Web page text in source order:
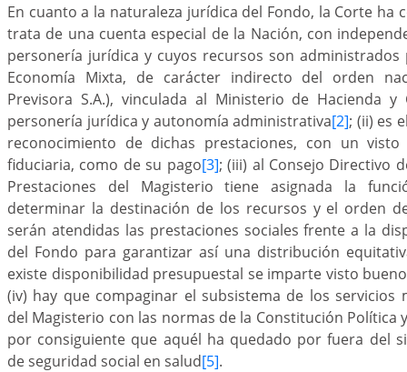
En cuanto a la naturaleza jurídica del Fondo, la Corte ha
trata de una cuenta especial de la Nación, con
personería jurídica y cuyos recursos son administrados
Economía Mixta, de carácter indirecto del orden
Previsora S.A.), vinculada al Ministerio de Hacienda
personería jurídica y autonomía administrativa[2]; (ii) es
reconocimiento de dichas prestaciones, con un
fiduciaria, como de su pago[3]; (iii) al Consejo Directivo
Prestaciones del Magisterio tiene asignada la
determinar la destinación de los recursos y el orden
serán atendidas las prestaciones sociales frente a la
del Fondo para garantizar así una distribución
existe disponibilidad presupuestal se imparte visto
(iv) hay que compaginar el subsistema de los servicios
del Magisterio con las normas de la Constitución Política
por consiguiente que aquél ha quedado por fuera del
de seguridad social en salud[5].